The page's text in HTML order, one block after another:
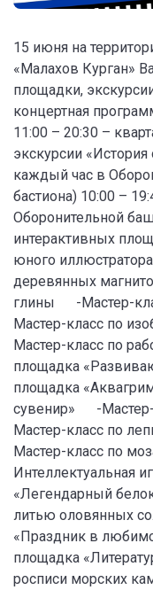
15 июня на
«Малахов Курган»
площадки,
концертная
11:00 – 20:30 –
экскурсии «История
каждый час в
бастиона) 10:00 –
Оборонительной
интерактивных
юного
деревянных
глины -Мастер-
Мастер-класс по
Мастер-класс по
площадка
площадка
сувенир» -
Мастер-класс по
Мастер-класс по
Интеллектуальная
«Легендарный
литью оловянных
«Праздник в
площадка
росписи морских